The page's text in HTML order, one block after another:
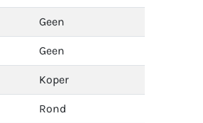
Geen
Geen
Koper
Rond